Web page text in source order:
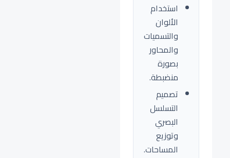
استخدام
الألوان
والتسميات
والمحاور
بصورة
منضبطة.
تصميم
التسلسل
البصري
وتوزيع
المساحات.